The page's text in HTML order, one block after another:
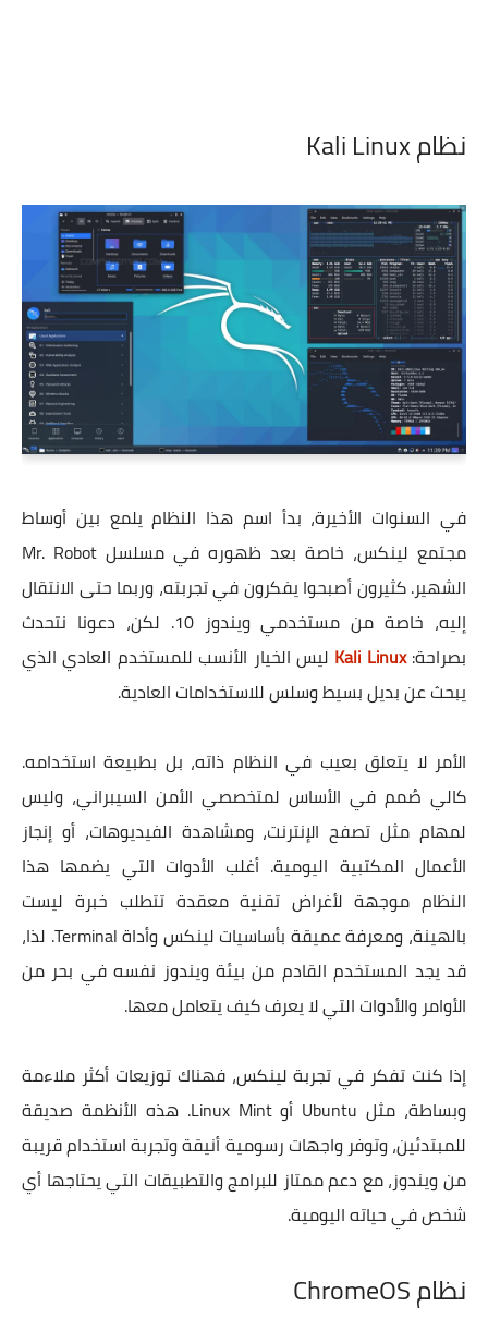
نظام Kali Linux
في السنوات الأخيرة، بدأ اسم هذا النظام يلمع بين أوساط
مجتمع لينكس، خاصة بعد ظهوره في مسلسل Mr. Robot
الشهير. كثيرون أصبحوا يفكرون في تجربته، وربما حتى الانتقال
إليه، خاصة من مستخدمي ويندوز 10. لكن، دعونا نتحدث
بصراحة:Kali Linux ليس الخيار الأنسب للمستخدم العادي الذي
يبحث عن بديل بسيط وسلس للاستخدامات العادية.
الأمر لا يتعلق بعيب في النظام ذاته، بل بطبيعة استخدامه.
كالي صُمم في الأساس لمتخصصي الأمن السيبراني، وليس
لمهام مثل تصفح الإنترنت، ومشاهدة الفيديوهات، أو إنجاز
الأعمال المكتبية اليومية. أغلب الأدوات التي يضمها هذا
النظام موجهة لأغراض تقنية معقدة تتطلب خبرة ليست
بالهينة، ومعرفة عميقة بأساسيات لينكس وأداة Terminal. لذا،
قد يجد المستخدم القادم من بيئة ويندوز نفسه في بحر من
الأوامر والأدوات التي لا يعرف كيف يتعامل معها.
إذا كنت تفكر في تجربة لينكس، فهناك توزيعات أكثر ملاءمة
وبساطة، مثل Ubuntu أو Linux Mint. هذه الأنظمة صديقة
للمبتدئين، وتوفر واجهات رسومية أنيقة وتجربة استخدام قريبة
من ويندوز، مع دعم ممتاز للبرامج والتطبيقات التي يحتاجها أي
شخص في حياته اليومية.
نظام ChromeOS